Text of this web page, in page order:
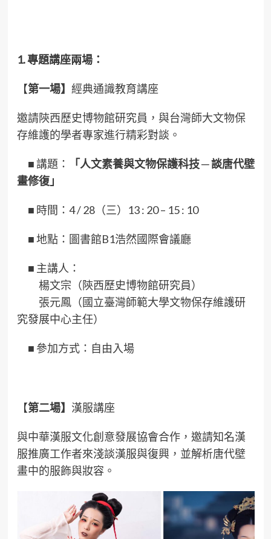
1. 專題講座兩場：
【第一場】 經典通識教育講座
邀請陝西歷史博物館研究員，與台灣師大文物保
存維護的學者專家進行精彩對談。
■講題：
「人文素養與文物保護科技 ─ 談唐代壁
畫修復」
■ 時間：4 / 28（三）13 : 20 – 15 : 10
■地點：圖書館B1浩然國際會議廳
■ 主講人：
楊文宗（陝西歷史博物館研究員）
張元鳳（國立臺灣師範大學文物保存維護研
究發展中心主任）
■ 參加方式：自由入場
【第二場】 漢服講座
與中華漢服文化創意發展協會合作，邀請知名漢
服推廣工作者來淺談漢服與復興，並解析唐代壁
畫中的服飾與妝容。